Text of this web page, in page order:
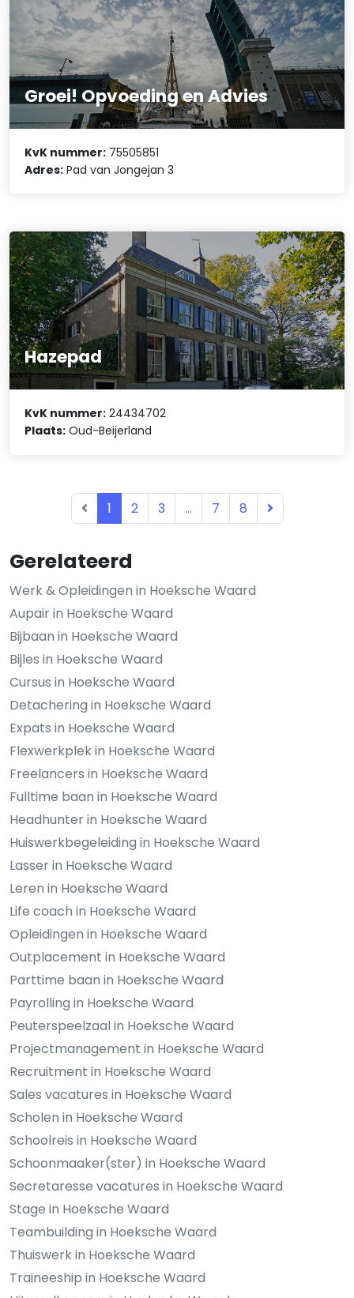
Gerelateerd
Werk & Opleidingen in Hoeksche Waard
Aupair in Hoeksche Waard
Bijbaan in Hoeksche Waard
Bijles in Hoeksche Waard
Cursus in Hoeksche Waard
Detachering in Hoeksche Waard
Expats in Hoeksche Waard
Flexwerkplek in Hoeksche Waard
Freelancers in Hoeksche Waard
Fulltime baan in Hoeksche Waard
Headhunter in Hoeksche Waard
Huiswerkbegeleiding in Hoeksche Waard
Lasser in Hoeksche Waard
Leren in Hoeksche Waard
Life coach in Hoeksche Waard
Opleidingen in Hoeksche Waard
Outplacement in Hoeksche Waard
Parttime baan in Hoeksche Waard
Payrolling in Hoeksche Waard
Peuterspeelzaal in Hoeksche Waard
Projectmanagement in Hoeksche Waard
Recruitment in Hoeksche Waard
Sales vacatures in Hoeksche Waard
Scholen in Hoeksche Waard
Schoolreis in Hoeksche Waard
Schoonmaaker(ster) in Hoeksche Waard
Secretaresse vacatures in Hoeksche Waard
Stage in Hoeksche Waard
Teambuilding in Hoeksche Waard
Thuiswerk in Hoeksche Waard
Traineeship in Hoeksche Waard
Groei! Opvoeding en Advies
KvK nummer: 75505851
Adres: Pad van Jongejan 3
Hazepad
KvK nummer: 24434702
Plaats: Oud-Beijerland
1 2 3 ... 7 8